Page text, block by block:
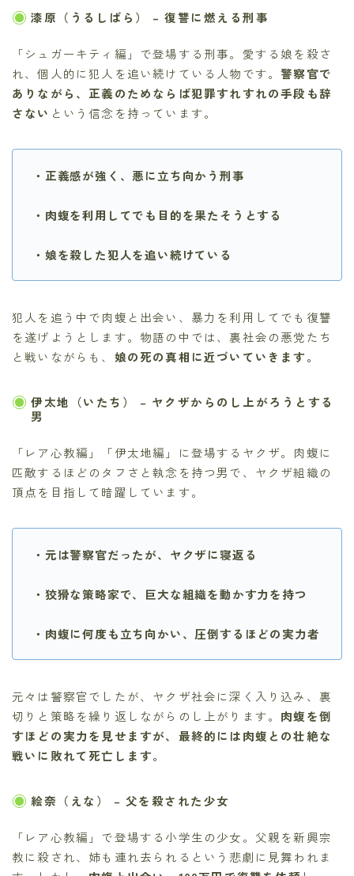
漆原（うるしばら） – 復讐に燃える刑事
「シュガーキティ編」で登場する刑事。愛する娘を殺さ
れ、個人的に犯人を追い続けている人物です。警察官で
ありながら、正義のためならば犯罪すれすれの手段も辞
さない という信念を持っています。
・正義感が強く、悪に立ち向かう刑事
・肉蝮を利用してでも目的を果たそうとする
・娘を殺した犯人を追い続けている
犯人を追う中で肉蝮と出会い、暴力を利用してでも復讐
を遂げようとします。物語の中では、裏社会の悪党たち
と戦いながらも、 娘の死の真相に近づいていきます。
伊太地（いたち）
– ヤクザからのし上がろうとする
男
「レア心教編」「伊太地編」に登場するヤクザ。肉蝮に
匹敵するほどのタフさと執念を持つ男で、ヤクザ組織の
頂点を目指して暗躍しています。
・元は警察官だったが、ヤクザに寝返る
・狡猾な策略家で、巨大な組織を動かす力を持つ
・肉蝮に何度も立ち向かい、圧倒するほどの実力者
元々は警察官でしたが、ヤクザ社会に深く入り込み、裏
切りと策略を繰り返しながらのし上がります。 肉蝮を倒
すほどの実力を見せますが、最終的には肉蝮との壮絶な
戦いに敗れて死亡します。
絵奈（えな） – 父を殺された少女
「レア心教編」で登場する小学生の少女。父親を新興宗
教に殺され、姉も連れ去られるという悲劇に見舞われま